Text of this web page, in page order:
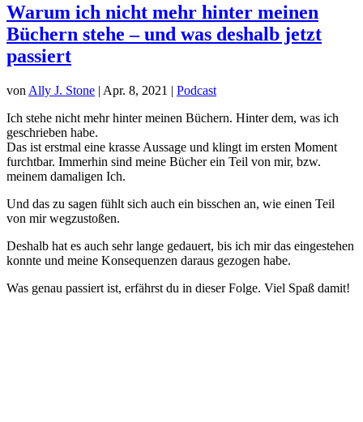
Warum ich nicht mehr hinter meinen
Büchern stehe – und was deshalb jetzt
passiert
von Ally J. Stone | Apr. 8, 2021 | Podcast
Ich stehe nicht mehr hinter meinen Büchern. Hinter dem, was ich
geschrieben habe.
Das ist erstmal eine krasse Aussage und klingt im ersten Moment
furchtbar. Immerhin sind meine Bücher ein Teil von mir, bzw.
meinem damaligen Ich.
Und das zu sagen fühlt sich auch ein bisschen an, wie einen Teil
von mir wegzustoßen.
Deshalb hat es auch sehr lange gedauert, bis ich mir das eingestehen
konnte und meine Konsequenzen daraus gezogen habe.
Was genau passiert ist, erfährst du in dieser Folge. Viel Spaß damit!